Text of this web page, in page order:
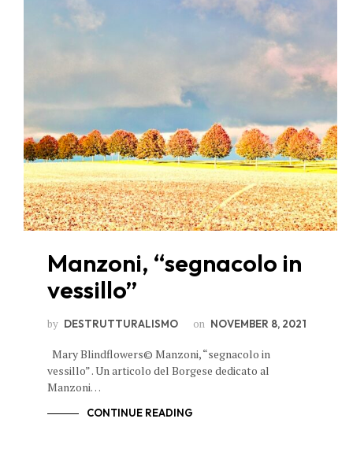
Manzoni, “segnacolo in
vessillo”
by DESTRUTTURALISMO on NOVEMBER 8, 2021
Mary Blindflowers© Manzoni, “segnacolo in
vessillo” . Un articolo del Borgese dedicato al
Manzoni…
CONTINUE READING